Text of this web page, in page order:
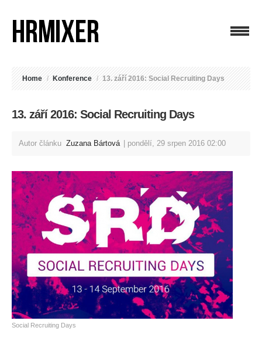
Home / Konference / 13. září 2016: Social Recruiting Days
13. září 2016: Social Recruiting Days
Autor článku Zuzana Bártová pondělí, 29 srpen 2016 02:00
Social Recruiting Days